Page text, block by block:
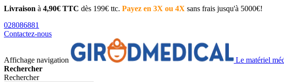
Livraison à 4,90€ TTC dès 199€ ttc. Payez en 3X ou 4X sans frais jusqu'à 5000€!
028086881
Contactez-nous
Affichage navigation
Le matériel
Rechercher
Rechercher